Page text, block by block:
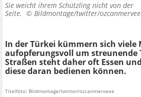
Sie weicht ihrem Schützling nicht von der
Seite. © Bildmontage/twitter/
In der Türkei kümmern sich viele
aufopferungsvoll um streunende
Straßen steht daher oft Essen
diese daran bedienen können.
Titelfoto: Bildmontage/twitter/ozcanmerveee